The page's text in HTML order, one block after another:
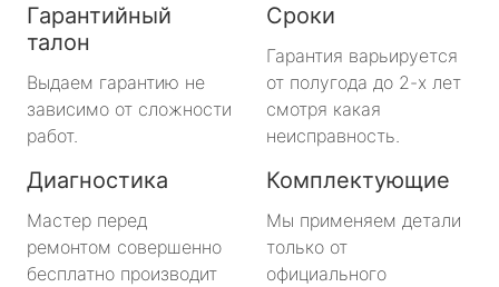
Гарантийный
талон
Выдаем гарантию не
зависимо от сложности
работ.
Сроки
Гарантия варьируется
от полугода до 2-х лет
смотря какая
неисправность.
Диагностика
Мастер перед
ремонтом совершенно
бесплатно производит
Комплектующие
Мы применяем детали
только от
официального